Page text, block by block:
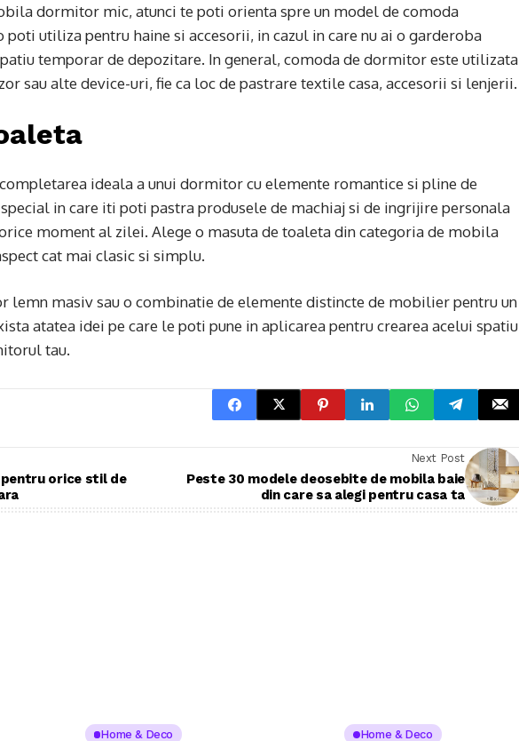
dormitor mic, atunci te poti orienta spre un model de comoda
utiliza pentru haine si accesorii, in cazul in care nu ai o garderoba
temporar de depozitare. In general, comoda de dormitor este utilizata
sau alte device-uri, fie ca loc de pastrare textile casa, accesorii si lenjerii.
ideala a unui dormitor cu elemente romantice si pline de
in care iti poti pastra produsele de machiaj si de ingrijire personala
moment al zilei. Alege o masuta de toaleta din categoria de mobila
cat mai clasic si simplu.
lemn masiv sau o combinatie de elemente distincte de mobilier pentru un
atatea idei pe care le poti pune in aplicarea pentru crearea acelui spatiu
tau.
orice stil de
Next Post
Peste 30 modele deosebite de mobila baie
din care sa alegi pentru casa ta
Home & Deco Home & Deco